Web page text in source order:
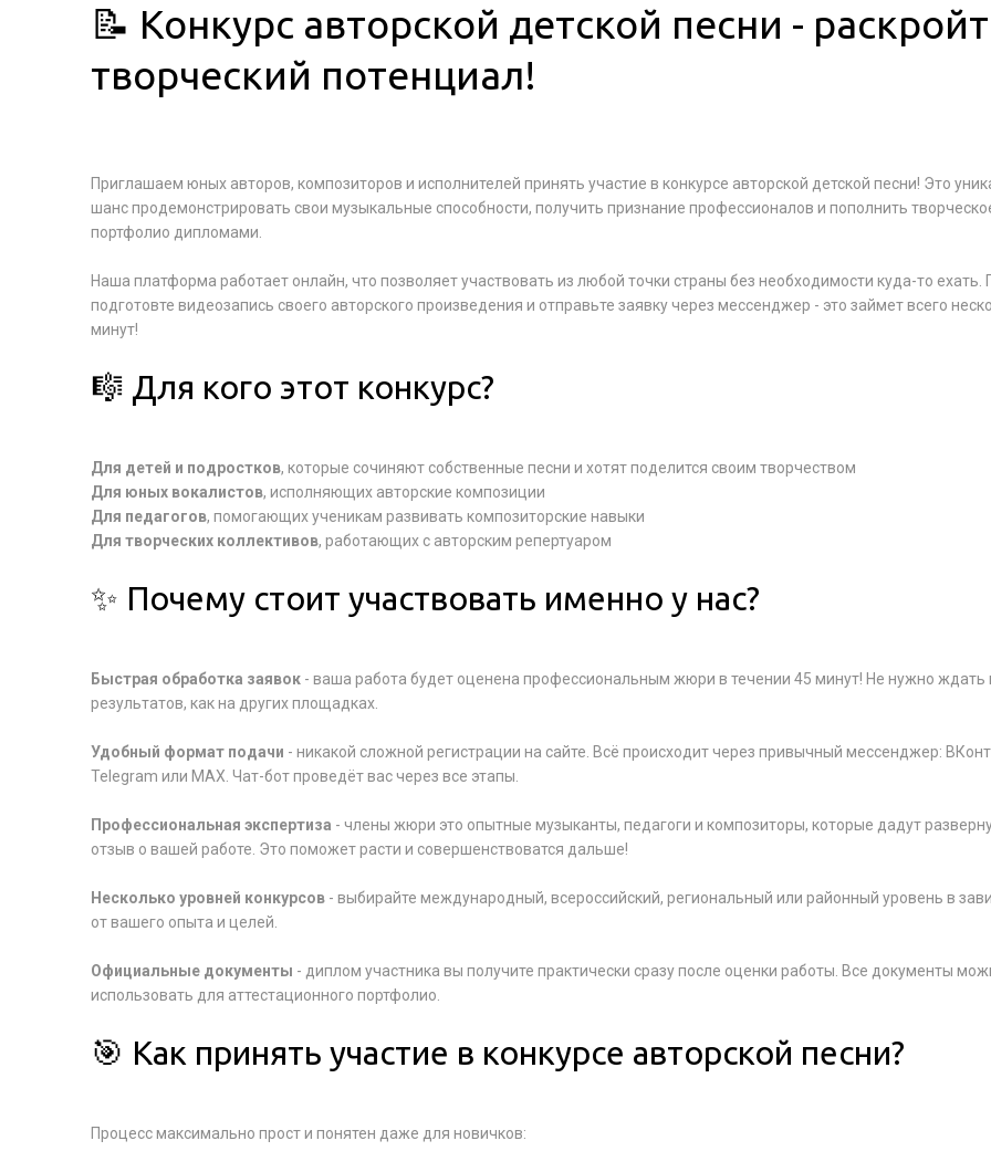
📝 Конкурс авторской детской песни -
творческий потенциал!
Приглашаем юных авторов, композиторов и исполнителей принять участие в конкурсе авторской детской песни! Это
шанс продемонстрировать свои музыкальные способности, получить признание профессионалов и пополнить
портфолио дипломами.
Наша платформа работает онлайн, что позволяет участвовать из любой точки страны без необходимости куда-то ехать.
подготовте видеозапись своего авторского произведения и отправьте заявку через мессенджер - это займет всего
минут!
🎼 Для кого этот конкурс?
Для детей и подростков, которые сочиняют собственные песни и хотят поделится своим творчеством
Для юных вокалистов, исполняющих авторские композиции
Для педагогов, помогающих ученикам развивать композиторские навыки
Для творческих коллективов, работающих с авторским репертуаром
✨ Почему стоит участвовать именно у нас?
Быстрая обработка заявок - ваша работа будет оценена профессиональным жюри в течении 45 минут! Не нужно
результатов, как на других площадках.
Удобный формат подачи - никакой сложной регистрации на сайте. Всё происходит через привычный мессенджер:
Telegram или MAX. Чат-бот проведёт вас через все этапы.
Профессиональная экспертиза - члены жюри это опытные музыканты, педагоги и композиторы, которые дадут
отзыв о вашей работе. Это поможет расти и совершенствоватся дальше!
Несколько уровней конкурсов - выбирайте международный, всероссийский, региональный или районный уровень в
от вашего опыта и целей.
Официальные документы - диплом участника вы получите практически сразу после оценки работы. Все документы
использовать для аттестационного портфолио.
🎯 Как принять участие в конкурсе авторской песни?
Процесс максимально прост и понятен даже для новичков: